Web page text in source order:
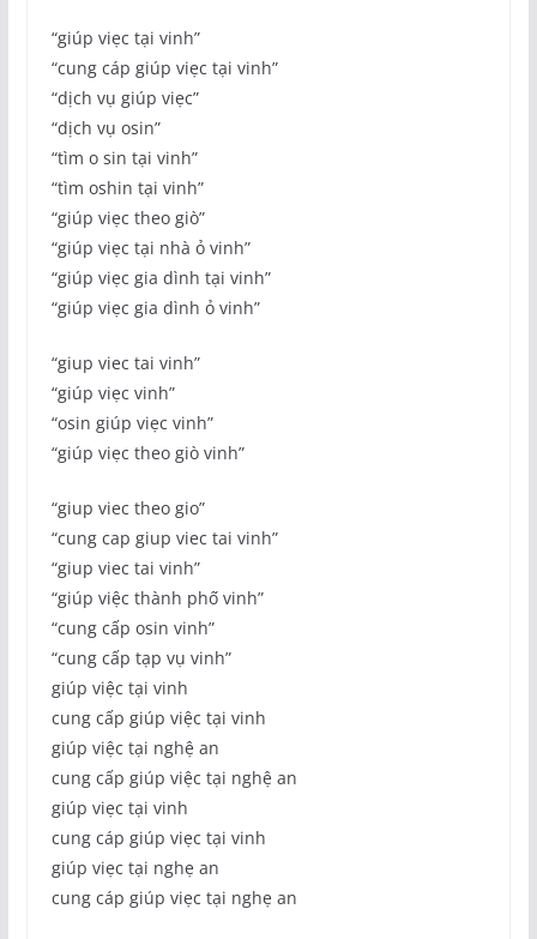
“giúp viẹc tại vinh”
“cung cáp giúp viẹc tại vinh”
“dịch vụ giúp viẹc”
“dịch vụ osin”
“tìm o sin tại vinh”
“tìm oshin tại vinh”
“giúp viẹc theo giò”
“giúp viẹc tại nhà ỏ vinh”
“giúp viẹc gia dình tại vinh”
“giúp viẹc gia dình ỏ vinh”
“giup viec tai vinh”
“giúp viẹc vinh”
“osin giúp viẹc vinh”
“giúp viẹc theo giò vinh”
“giup viec theo gio”
“cung cap giup viec tai vinh”
“giup viec tai vinh”
“giúp việc thành phố vinh”
“cung cấp osin vinh”
“cung cấp tạp vụ vinh”
giúp việc tại vinh
cung cấp giúp việc tại vinh
giúp việc tại nghệ an
cung cấp giúp việc tại nghệ an
giúp viẹc tại vinh
cung cáp giúp viẹc tại vinh
giúp viẹc tại nghẹ an
cung cáp giúp viẹc tại nghẹ an